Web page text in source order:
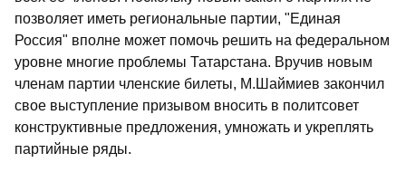
позволяет иметь региональные партии, "Единая
Россия" вполне может помочь решить на федеральном
уровне многие проблемы Татарстана. Вручив новым
членам партии членские билеты, М.Шаймиев закончил
свое выступление призывом вносить в политсовет
конструктивные предложения, умножать и укреплять
партийные ряды.